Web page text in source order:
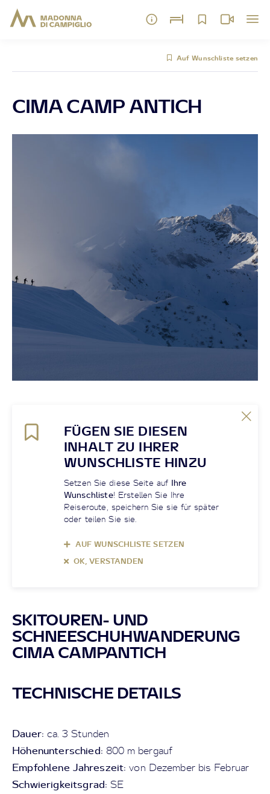
Auf Wunschliste setzen
CIMA CAMP ANTICH
FÜGEN SIE DIESEN
INHALT ZU IHRER
WUNSCHLISTE HINZU
Setzen Sie diese Seite auf Ihre
Wunschliste! Erstellen Sie Ihre
Reiseroute, speichern Sie sie für später
oder teilen Sie sie.
AUF WUNSCHLISTE SETZEN
OK, VERSTANDEN
SKITOUREN- UND
SCHNEESCHUHWANDERUNG
CIMA CAMPANTICH
TECHNISCHE DETAILS
Dauer: ca. 3 Stunden
Höhenunterschied: 800 m bergauf
Empfohlene Jahreszeit:von Dezember bis Februar
Schwierigkeitsgrad: SE